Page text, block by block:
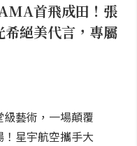
首飛成田！張
絕美代言，專屬
藝術，一場顛覆
星宇航空攜手大